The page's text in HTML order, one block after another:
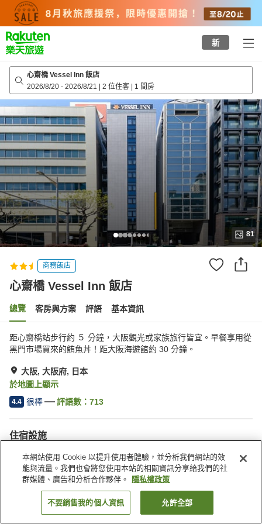
top
page
新
心齋橋 Vessel Inn 飯店
2026/8/20 - 2026/8/21 | 2 位住客 | 1 間房
81
商務飯店
心齋橋 Vessel Inn 飯店
總覽 客房與方案 評語 基本資訊
距心齋橋站步行約 ５ 分鐘，大阪觀光或家族旅行皆宜。早餐享用從
黑門市場買來的鮪魚丼！距大阪海遊館約 30 分鐘。
大阪, 大阪府, 日本
於地圖上顯示
4.4 很棒 評語數： 713
住宿設施
無線網路
指定吸菸區
自動販賣機
飲水機
找客房
本網站使用 Cookie 以提升使用者體驗，並分析我們網站的效
能與流量。我們也會將您使用本站的相關資訊分享給我們的社
群媒體、廣告和分析合作夥伴。
隱私權政策
不要銷售我的個人資訊 允許全部